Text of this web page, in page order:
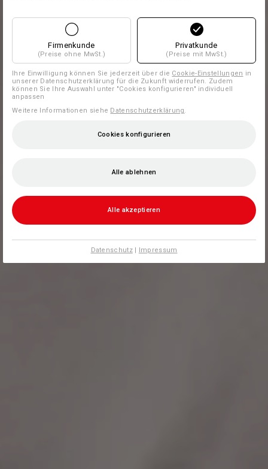
Firmenkunde
(Preise ohne MwSt.)
Privatkunde
(Preise mit MwSt.)
Ihre Einwilligung können Sie jederzeit über die Cookie-Einstellungen in
unserer Datenschutzerklärung für die Zukunft widerrufen. Zudem
können Sie Ihre Auswahl unter "Cookies konfigurieren" individuell
anpassen
Weitere Informationen siehe Datenschutzerklärung.
Cookies konfigurieren
Alle ablehnen
Alle akzeptieren
Datenschutz| Impressum